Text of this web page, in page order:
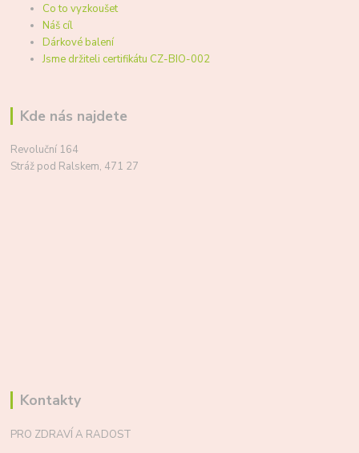
Co to vyzkoušet
Náš cíl
Dárkové balení
Jsme držiteli certifikátu CZ-BIO-002
Kde nás najdete
Revoluční 164
Stráž pod Ralskem, 471 27
Kontakty
PRO ZDRAVÍ A RADOST